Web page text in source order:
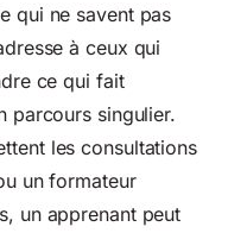
qui ne savent pas
à ceux qui
ce qui fait
parcours singulier.
les consultations
un formateur
un apprenant peut